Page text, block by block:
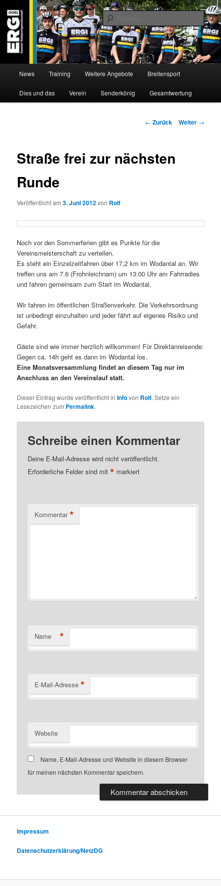
Inhalt
wechseln
ERG 1900 e.V
Willkommen bei der Essener Radsportgemeinschaft
News Training Weitere Angebote Breitensport
Dies und das Verein Senderkönig Gesamtwertung
Beitragsnavigation
← Zurück Weiter →
Straße frei zur nächsten
Runde
Veröffentlicht am3. Juni 2012von Rolf
Noch vor den Sommerferien gibt es Punkte für die
Vereinsmeisterschaft zu verteilen.
Es steht ein Einzelzeitfahren über 17,2 km im Wodantal an. Wir
treffen uns am 7.6 (Frohnleichnam) um 13:00 Uhr am Fahrradies
und fahren gemeinsam zum Start im Wodantal.
Wir fahren im öffentlichen Straßenverkehr. Die Verkehrsordnung
ist unbedingt einzuhalten und jeder fährt auf eigenes Risiko und
Gefahr.
Gäste sind wie immer herzlich willkommen! Für Direktanreisende:
Gegen ca. 14h geht es dann im Wodantal los.
Eine Monatsversammlung findet an diesem Tag nur im
Anschluss an den Vereinslauf statt.
Dieser Eintrag wurde veröffentlicht inInfovon Rolf. Setze ein
Lesezeichen zum Permalink.
Schreibe einen Kommentar
Deine E-Mail-Adresse wird nicht veröffentlicht.
Erforderliche Felder sind mit* markiert
Kommentar *
Name *
E-Mail-Adresse *
Website
Name, E-Mail-Adresse und Website in diesem Browser
für meinen nächsten Kommentar speichern.
Impressum
Datenschutzerklärung/NetzDG